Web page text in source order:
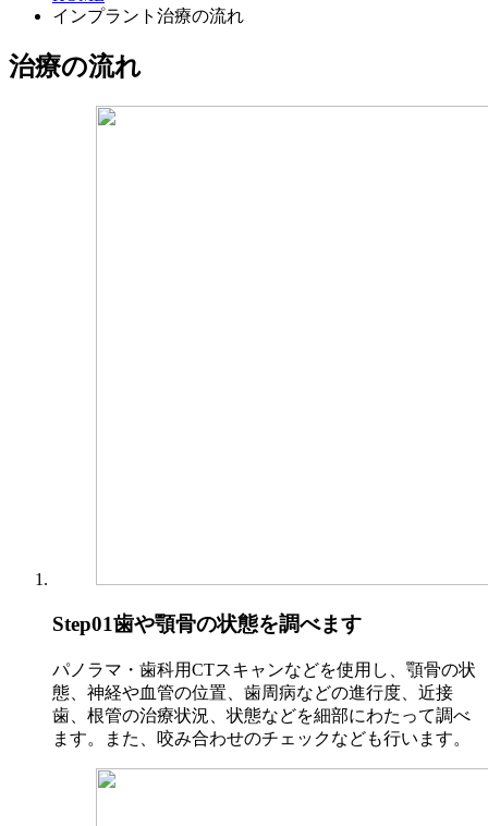
インプラント治療の流れ
治療の流れ
Step01歯や顎骨の状態を調べます
パノラマ・歯科用CTスキャンなどを使用し、顎骨の状
態、神経や血管の位置、歯周病などの進行度、近接
歯、根管の治療状況、状態などを細部にわたって調べ
ます。また、咬み合わせのチェックなども行います。